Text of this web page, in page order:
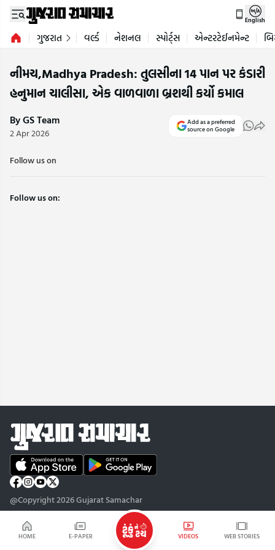
HOME E-PAPER VIDEOS WEB STORIES
English
ગુજરાત વર્લ્ડ નેશનલ સ્પોર્ટ્સ એન્ટરટેઈનમેન્ટ
નીમચ,Madhya Pradesh: તુલસીના 14 પાન પર કંડારી
હનુમાન ચાલીસા, એક વાળવાળા બ્રશથી કર્યો કમાલ
By GS Team
2 Apr 2026
Add as a preferred
source on Google
Follow us on
Follow us on:
@Copyright 2026 Gujarat Samachar